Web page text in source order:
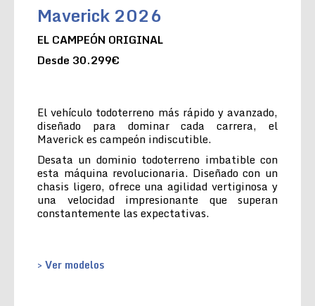
Maverick 2026
EL CAMPEÓN ORIGINAL
Desde 30.299€
El vehículo todoterreno más rápido y avanzado,
diseñado para dominar cada carrera, el
Maverick es campeón indiscutible.
Desata un dominio todoterreno imbatible con
esta máquina revolucionaria. Diseñado con un
chasis ligero, ofrece una agilidad vertiginosa y
una velocidad impresionante que superan
constantemente las expectativas.
> Ver modelos